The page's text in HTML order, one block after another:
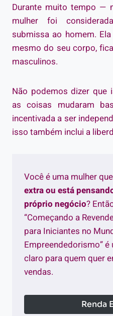
Durante muito tempo —
mulher foi
submissa ao homem.
mesmo do seu corpo,
masculinos.
Não podemos dizer que
as coisas mudaram
incentivada a ser
isso também inclui a
Você é uma mulher
extra ou está
próprio negócio?
“Começando a
para Iniciantes no
Empreendedorismo”
claro para quem quer
vendas.
Renda